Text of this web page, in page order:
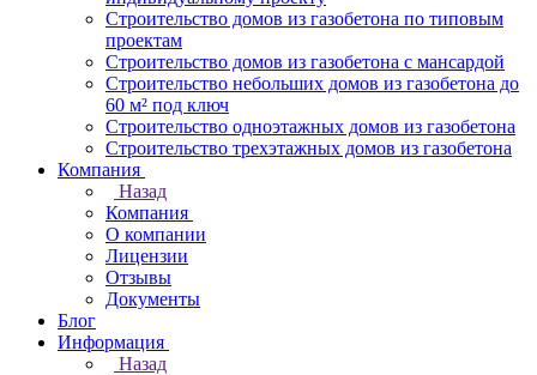
Строительство домов из газобетона по типовым
проектам
Строительство домов из газобетона с мансардой
Строительство небольших домов из газобетона до
60 м² под ключ
Строительство одноэтажных домов из газобетона
Строительство трехэтажных домов из газобетона
Компания
Назад
Компания
О компании
Лицензии
Отзывы
Документы
Блог
Информация
Назад